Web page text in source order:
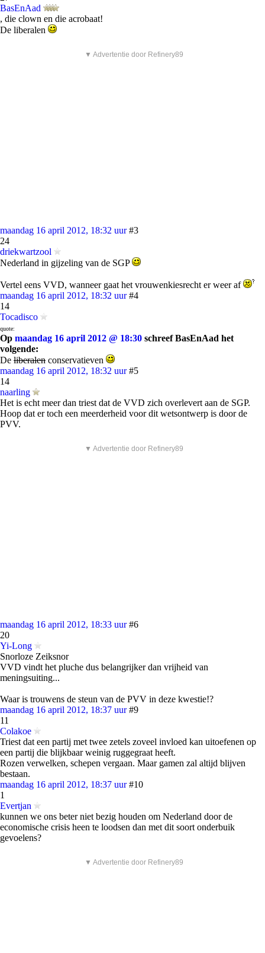
BasEnAad
, die clown en die acrobaat!
De liberalen
▼ Advertentie door Refinery89
maandag 16 april 2012, 18:32 uur #3
24
driekwartzool
Nederland in gijzeling van de SGP
Vertel eens VVD, wanneer gaat het vrouwenkiesrecht er weer af
maandag 16 april 2012, 18:32 uur #4
14
Tocadisco
quote:
Op maandag 16 april 2012 @ 18:30 schreef BasEnAad het
volgende:
De liberalen conservatieven
maandag 16 april 2012, 18:32 uur #5
14
naarling
Het is echt meer dan triest dat de VVD zich overlevert aan de SGP.
Hoop dat er toch een meerderheid voor dit wetsontwerp is door de
PVV.
▼ Advertentie door Refinery89
maandag 16 april 2012, 18:33 uur #6
20
Yi-Long
Snorloze Zeiksnor
VVD vindt het pluche dus belangrijker dan vrijheid van
meningsuiting...
Waar is trouwens de steun van de PVV in deze kwestie!?
maandag 16 april 2012, 18:37 uur #9
11
Colakoe
Triest dat een partij met twee zetels zoveel invloed kan uitoefenen op
een partij die blijkbaar weinig ruggegraat heeft.
Rozen verwelken, schepen vergaan. Maar gamen zal altijd blijven
bestaan.
maandag 16 april 2012, 18:37 uur #10
1
Evertjan
kunnen we ons beter niet bezig houden om Nederland door de
economische crisis heen te loodsen dan met dit soort onderbuik
gevoelens?
▼ Advertentie door Refinery89